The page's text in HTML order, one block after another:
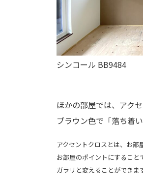
シンコール BB9484
ほかの部屋では、アク
ブラウン色で「落ち着
アクセントクロスとは、お
お部屋のポイントにするこ
ガラリと変えることができま